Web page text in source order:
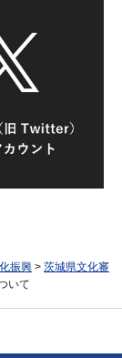
振興 > 茨城県文化審
いて